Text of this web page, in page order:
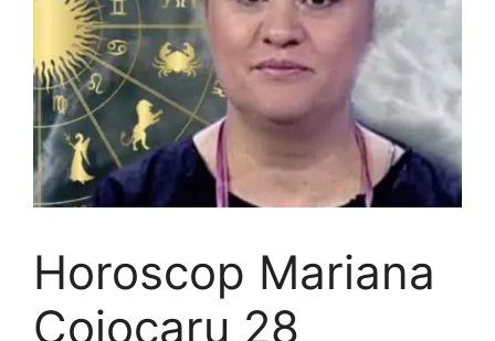
Horoscop Mariana
Cojocaru 28